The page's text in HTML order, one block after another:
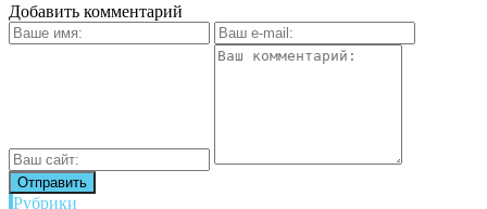
Добавить комментарий
Рубрики